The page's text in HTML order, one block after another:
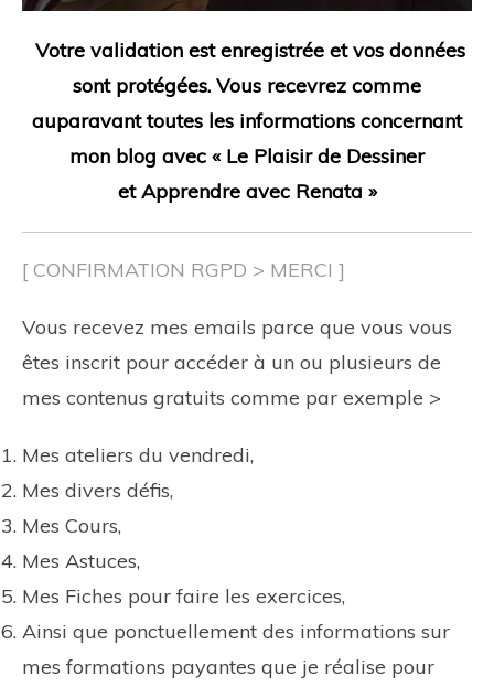
Votre validation est enregistrée et vos données
sont protégées. Vous recevrez comme
auparavant toutes les informations concernant
mon blog avec « Le Plaisir de Dessiner
etApprendreavec Renata »
[ CONFIRMATION RGPD > MERCI ]
Vous recevez mes emails parce que vous vous
êtes inscrit pour accéder à un ou plusieurs de
mes contenus gratuits comme par exemple >
Mes ateliers du vendredi,
Mes divers défis,
Mes Cours,
Mes Astuces,
Mes Fiches pour faire les exercices,
Ainsi que ponctuellement des informations sur
mes formations payantes que je réalise pour